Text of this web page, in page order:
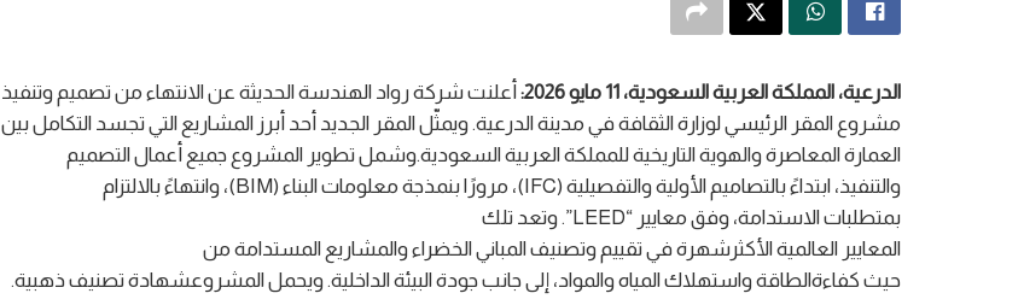
الدرعية، المملكة العربية السعودية، 11 مايو
أعلنت شركة رواد الهندسة الحديثة عن الانتهاء من تصميم وتنفيذ
مشروع المقر الرئيسي لوزارة الثقافة في مدينة الدرعية. ويمثّل المقر الجديد أحد أبرز المشاريع التي تجسد التكامل بين
العمارة المعاصرة والهوية التاريخية للمملكة العربية السعودية.وشمل تطوير المشروع جميع أعمال التصميم
والتنفيذ، ابتداءً بالتصاميم الأولية والتفصيلية (IFC)، مرورًا بنمذجة معلومات البناء (BIM)، وانتهاءً بالالتزام
بمتطلبات الاستدامة، وفق معايير “LEED”. وتعد تلك
المعايير العالمية الأكثرشهرة في تقييم وتصنيف المباني الخضراء والمشاريع المستدامة من
حيث كفاءةالطاقة واستهلاك المياه والمواد، إلى جانب جودة البيئة الداخلية. ويحمل المشروعشهادة تصنيف ذهبية.